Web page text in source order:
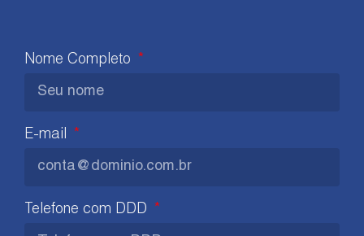
Nome Completo
E-mail
Telefone com DDD